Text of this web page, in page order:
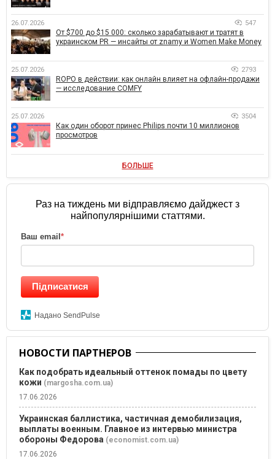
26.07.2026 547
От $700 до $15 000: сколько зарабатывают и тратят в
украинском PR — инсайты от znamy и Women Make Money
25.07.2026 2793
ROPO в действии: как онлайн влияет на офлайн-продажи
— исследование COMFY
25.07.2026 3504
Как один оборот принес Philips почти 10 миллионов
просмотров
БОЛЬШЕ
Раз на тиждень ми відправляємо дайджест з
найпопулярнішими статтями.
Ваш email*
Підписатися
Надано SendPulse
НОВОСТИ ПАРТНЕРОВ
Как подобрать идеальный оттенок помады по цвету
кожи (margosha.com.ua)
17.06.2026
Украинская баллистика, частичная демобилизация,
выплаты военным. Главное из интервью министра
обороны Федорова (economist.com.ua)
17.06.2026